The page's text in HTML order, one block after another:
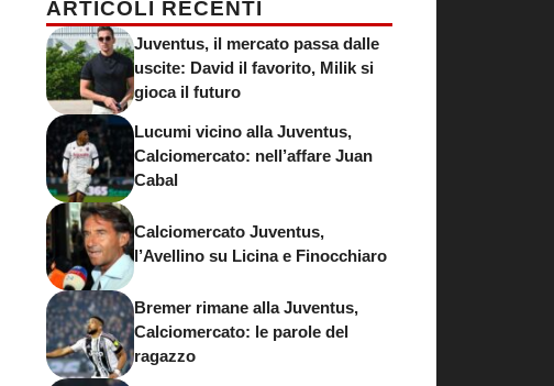
ARTICOLI RECENTI
Juventus, il mercato passa dalle
uscite: David il favorito, Milik si
gioca il futuro
Lucumi vicino alla Juventus,
Calciomercato: nell’affare Juan
Cabal
Calciomercato Juventus,
l’Avellino su Licina e Finocchiaro
Bremer rimane alla Juventus,
Calciomercato: le parole del
ragazzo